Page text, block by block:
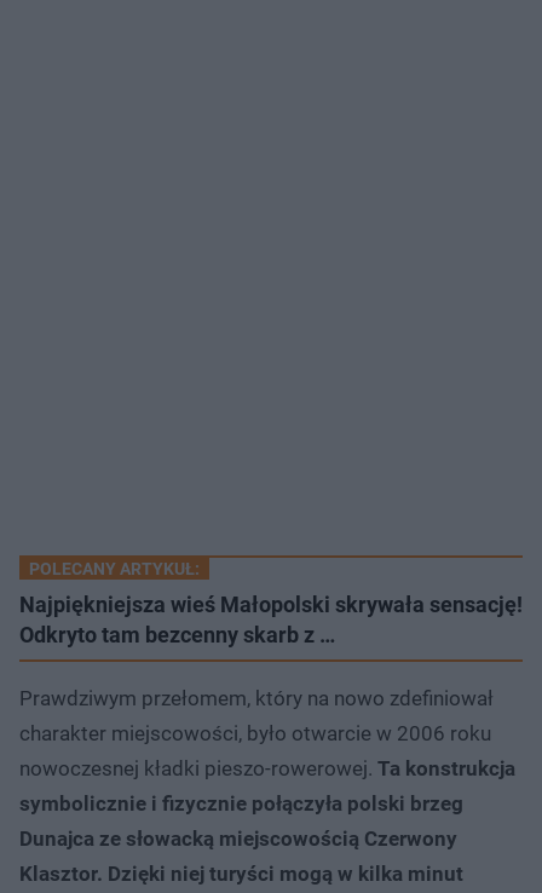
POLECANY ARTYKUŁ:
Najpiękniejsza wieś Małopolski skrywała sensację!
Odkryto tam bezcenny skarb z …
Prawdziwym przełomem, który na nowo zdefiniował
charakter miejscowości, było otwarcie w 2006 roku
nowoczesnej kładki pieszo-rowerowej. Ta konstrukcja
symbolicznie i fizycznie połączyła polski brzeg
Dunajca ze słowacką miejscowością Czerwony
Klasztor. Dzięki niej turyści mogą w kilka minut